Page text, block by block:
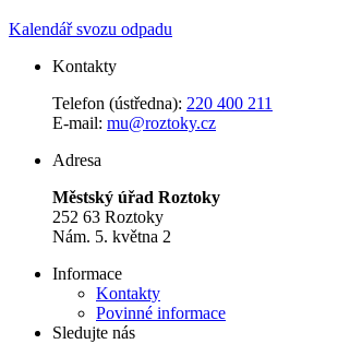
Kalendář svozu odpadu
Kontakty
Telefon (ústředna): 220 400 211
E-mail: mu@roztoky.cz
Adresa
Městský úřad Roztoky
252 63 Roztoky
Nám. 5. května 2
Informace
Kontakty
Povinné informace
Sledujte nás